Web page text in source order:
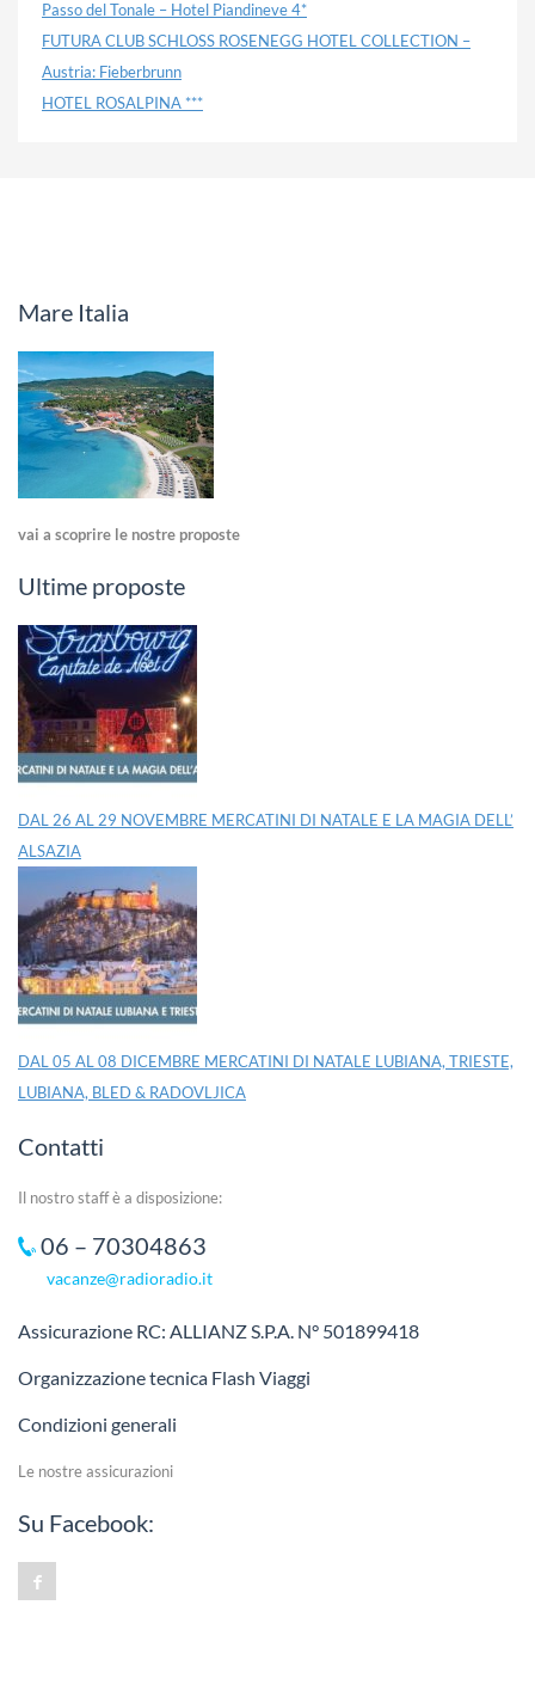
Passo del Tonale – Hotel Piandineve 4*
FUTURA CLUB SCHLOSS ROSENEGG HOTEL COLLECTION –
Austria: Fieberbrunn
HOTEL ROSALPINA ***
Mare Italia
vai a scoprire le nostre proposte
Ultime proposte
DAL 26 AL 29 NOVEMBRE MERCATINI DI NATALE E LA MAGIA DELL’
ALSAZIA
DAL 05 AL 08 DICEMBRE MERCATINI DI NATALE LUBIANA, TRIESTE,
LUBIANA, BLED & RADOVLJICA
Contatti
Il nostro staff è a disposizione:
06 – 70304863
vacanze@radioradio.it
Assicurazione RC: ALLIANZ S.P.A. N° 501899418
Organizzazione tecnica Flash Viaggi
Condizioni generali
Le nostre assicurazioni
Su Facebook: